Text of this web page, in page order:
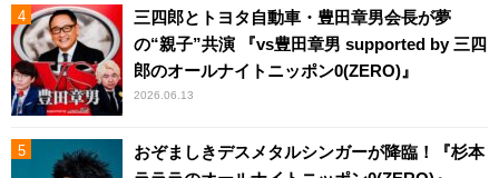
三四郎とトヨタ自動車・豊田章男会長が夢
の“親子”共演 『vs豊田章男 supported by 三四
郎のオールナイトニッポン0(ZERO)』
2026.06.13
おぞましきデスメタルシンガーが降臨！『杉本